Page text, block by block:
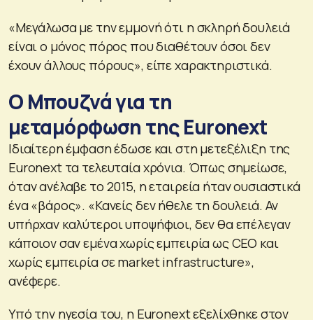
«Μεγάλωσα με την εμμονή ότι η σκληρή δουλειά
είναι ο μόνος πόρος που διαθέτουν όσοι δεν
έχουν άλλους πόρους», είπε χαρακτηριστικά.
O Μπουζνά για τη
μεταμόρφωση της Euronext
Ιδιαίτερη έμφαση έδωσε και στη μετεξέλιξη της
Euronext τα τελευταία χρόνια. Όπως σημείωσε,
όταν ανέλαβε το 2015, η εταιρεία ήταν ουσιαστικά
ένα «βάρος». «Κανείς δεν ήθελε τη δουλειά. Αν
υπήρχαν καλύτεροι υποψήφιοι, δεν θα επέλεγαν
κάποιον σαν εμένα χωρίς εμπειρία ως CEO και
χωρίς εμπειρία σε market infrastructure»,
ανέφερε.
Υπό την ηγεσία του, η Euronext εξελίχθηκε στον